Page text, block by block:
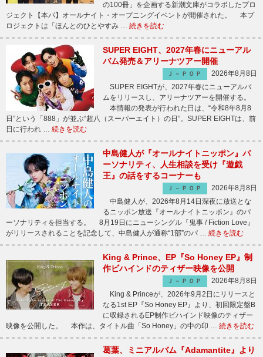
の100冊」を企画する新潮文庫がコラボしたプロ
ジェクト【本パ】オールナイト・オープニングイベントが開催された。 本プ
ロジェクトは「ほんとのひとやすみ … 続きを読む
SUPER EIGHT、2027年春にニューアル
バム発売＆アリーナツアー開催
Ｊ－ＰＯＰ
2026年8月8日
SUPER EIGHTが、2027年春にニューアルバ
ムをリリースし、アリーナツアーを開催する。
本情報の発表が行われた日は、“令和8年8月8
日”という「888」が並ぶ“超八（スーパーエイト）の日”。SUPER EIGHTは、前
日に行われ … 続きを読む
中島健人が『オールナイトニッポン』パ
ーソナリティ、人生相談を受け『遊戯
王』の話をするコーナーも
Ｊ－ＰＯＰ
2026年8月8日
中島健人が、2026年8月14日深夜に放送とな
るニッポン放送『オールナイトニッポン』のパ
ーソナリティを担当する。 8月19日にニューシングル『鬼事 / Fiction Love』
がリリースされることを記念して、中島健人が通称“1部”のパ … 続きを読む
King & Prince、EP『So Honey EP』制
作ビハインドのティザー映像を公開
Ｊ－ＰＯＰ
2026年8月8日
King & Princeが、2026年9月2日にリリースと
なる1st EP『So Honey EP』より、初回限定盤B
に収録されるEP制作ビハインド映像のティザー
映像を公開した。 本作は、タイトル曲「So Honey」の中の印 … 続きを読む
葛葉、ミニアルバム『Adamantite』より